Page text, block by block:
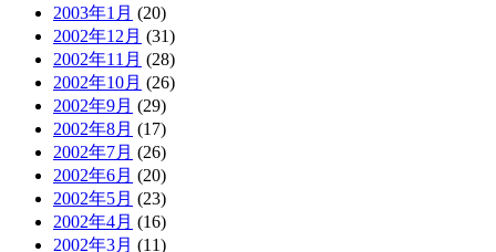
2003年1月 (20)
2002年12月 (31)
2002年11月 (28)
2002年10月 (26)
2002年9月 (29)
2002年8月 (17)
2002年7月 (26)
2002年6月 (20)
2002年5月 (23)
2002年4月 (16)
2002年3月 (11)